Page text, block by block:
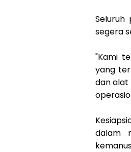
segera
"Kami
yang
dan alat
dalam